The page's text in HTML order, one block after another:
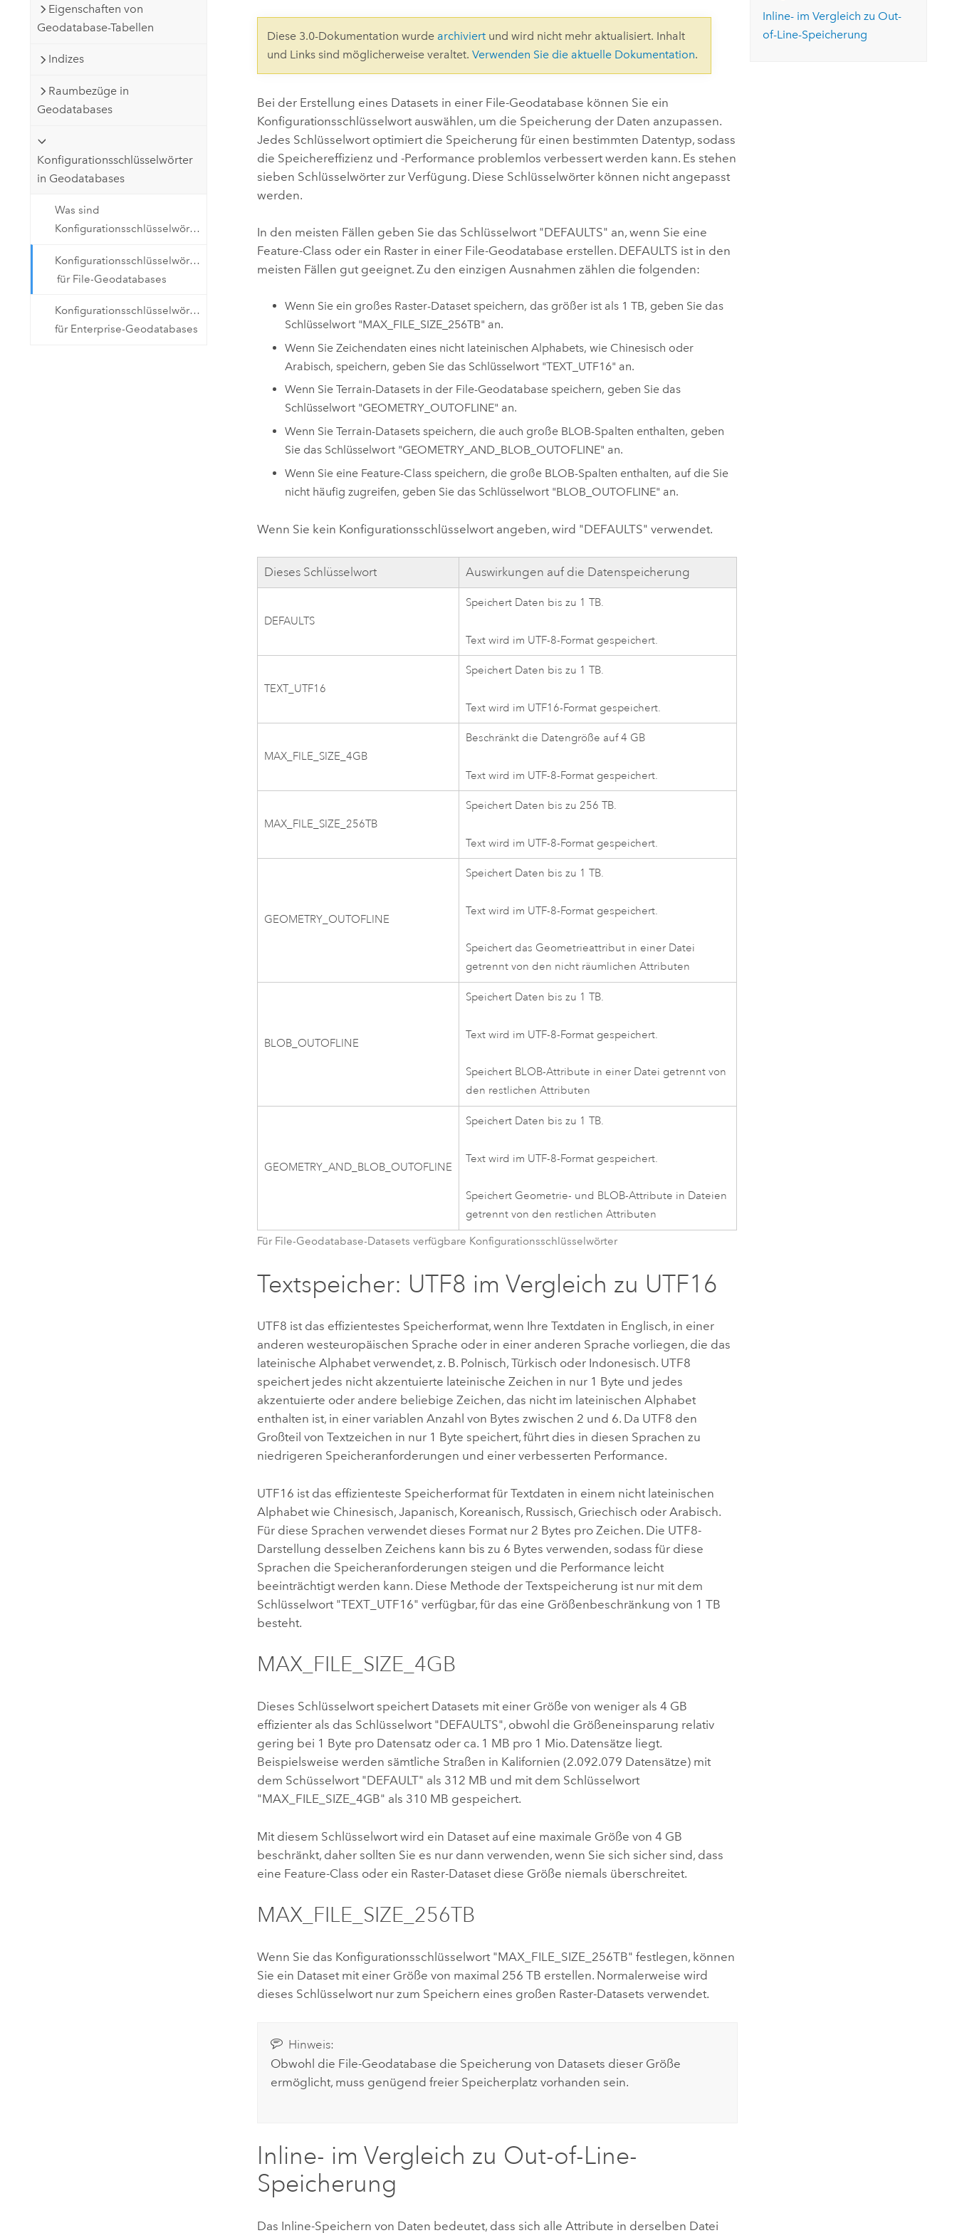
Developer-Technologie
aktivieren Sie eine kostenfreie Testversion.
ArcGIS Pro erkunden
Infrastrukturmanagement erkunden
Den Kurs erkunden
Geoinformationen
Die Story lesen
Eigenschaften von
Geodatabase-Tabellen
Indizes
Raumbezüge in
Geodatabases
Konfigurationsschlüsselwörter
in Geodatabases
Was sind
Konfigurationsschlüsselwörter?
Konfigurationsschlüsselwörter
für File-Geodatabases
Konfigurationsschlüsselwörter
für Enterprise-Geodatabases
Diese 3.0-Dokumentation wurde archiviert und wird nicht mehr aktualisiert. Inhalt
und Links sind möglicherweise veraltet.Verwenden Sie die aktuelle Dokumentation.
Bei der Erstellung eines Datasets in einer File-Geodatabase können Sie ein
Konfigurationsschlüsselwort auswählen, um die Speicherung der Daten anzupassen.
Jedes Schlüsselwort optimiert die Speicherung für einen bestimmten Datentyp, sodass
die Speichereffizienz und -Performance problemlos verbessert werden kann. Es stehen
sieben Schlüsselwörter zur Verfügung. Diese Schlüsselwörter können nicht angepasst
werden.
In den meisten Fällen geben Sie das Schlüsselwort "DEFAULTS" an, wenn Sie eine
Feature-Class oder ein Raster in einer File-Geodatabase erstellen. DEFAULTS ist in den
meisten Fällen gut geeignet. Zu den einzigen Ausnahmen zählen die folgenden:
Wenn Sie ein großes Raster-Dataset speichern, das größer ist als 1 TB, geben Sie das
Schlüsselwort "MAX_FILE_SIZE_256TB" an.
Wenn Sie Zeichendaten eines nicht lateinischen Alphabets, wie Chinesisch oder
Arabisch, speichern, geben Sie das Schlüsselwort "TEXT_UTF16" an.
Wenn Sie Terrain-Datasets in der File-Geodatabase speichern, geben Sie das
Schlüsselwort "GEOMETRY_OUTOFLINE" an.
Wenn Sie Terrain-Datasets speichern, die auch große BLOB-Spalten enthalten, geben
Sie das Schlüsselwort "GEOMETRY_AND_BLOB_OUTOFLINE" an.
Wenn Sie eine Feature-Class speichern, die große BLOB-Spalten enthalten, auf die Sie
nicht häufig zugreifen, geben Sie das Schlüsselwort "BLOB_OUTOFLINE" an.
Wenn Sie kein Konfigurationsschlüsselwort angeben, wird "DEFAULTS" verwendet.
Dieses Schlüsselwort Auswirkungen auf die Datenspeicherung
DEFAULTS
Speichert Daten bis zu 1 TB.
Text wird im UTF-8-Format gespeichert.
TEXT_UTF16
Speichert Daten bis zu 1 TB.
Text wird im UTF16-Format gespeichert.
MAX_FILE_SIZE_4GB
Beschränkt die Datengröße auf 4 GB
Text wird im UTF-8-Format gespeichert.
MAX_FILE_SIZE_256TB
Speichert Daten bis zu 256 TB.
Text wird im UTF-8-Format gespeichert.
GEOMETRY_OUTOFLINE
Speichert Daten bis zu 1 TB.
Text wird im UTF-8-Format gespeichert.
Speichert das Geometrieattribut in einer Datei
getrennt von den nicht räumlichen Attributen
BLOB_OUTOFLINE
Speichert Daten bis zu 1 TB.
Text wird im UTF-8-Format gespeichert.
Speichert BLOB-Attribute in einer Datei getrennt von
den restlichen Attributen
GEOMETRY_AND_BLOB_OUTOFLINE
Speichert Daten bis zu 1 TB.
Text wird im UTF-8-Format gespeichert.
Speichert Geometrie- und BLOB-Attribute in Dateien
getrennt von den restlichen Attributen
Für File-Geodatabase-Datasets verfügbare Konfigurationsschlüsselwörter
Textspeicher: UTF8 im Vergleich zu UTF16
UTF8 ist das effizientestes Speicherformat, wenn Ihre Textdaten in Englisch, in einer
anderen westeuropäischen Sprache oder in einer anderen Sprache vorliegen, die das
lateinische Alphabet verwendet, z. B. Polnisch, Türkisch oder Indonesisch. UTF8
speichert jedes nicht akzentuierte lateinische Zeichen in nur 1 Byte und jedes
akzentuierte oder andere beliebige Zeichen, das nicht im lateinischen Alphabet
enthalten ist, in einer variablen Anzahl von Bytes zwischen 2 und 6. Da UTF8 den
Großteil von Textzeichen in nur 1 Byte speichert, führt dies in diesen Sprachen zu
niedrigeren Speicheranforderungen und einer verbesserten Performance.
UTF16 ist das effizienteste Speicherformat für Textdaten in einem nicht lateinischen
Alphabet wie Chinesisch, Japanisch, Koreanisch, Russisch, Griechisch oder Arabisch.
Für diese Sprachen verwendet dieses Format nur 2 Bytes pro Zeichen. Die UTF8-
Darstellung desselben Zeichens kann bis zu 6 Bytes verwenden, sodass für diese
Sprachen die Speicheranforderungen steigen und die Performance leicht
beeinträchtigt werden kann. Diese Methode der Textspeicherung ist nur mit dem
Schlüsselwort "TEXT_UTF16" verfügbar, für das eine Größenbeschränkung von 1 TB
besteht.
MAX_FILE_SIZE_4GB
Dieses Schlüsselwort speichert Datasets mit einer Größe von weniger als 4 GB
effizienter als das Schlüsselwort "DEFAULTS", obwohl die Größeneinsparung relativ
gering bei 1 Byte pro Datensatz oder ca. 1 MB pro 1 Mio. Datensätze liegt.
Beispielsweise werden sämtliche Straßen in Kalifornien (2.092.079 Datensätze) mit
dem Schüsselwort "DEFAULT" als 312 MB und mit dem Schlüsselwort
"MAX_FILE_SIZE_4GB" als 310 MB gespeichert.
Mit diesem Schlüsselwort wird ein Dataset auf eine maximale Größe von 4 GB
beschränkt, daher sollten Sie es nur dann verwenden, wenn Sie sich sicher sind, dass
eine Feature-Class oder ein Raster-Dataset diese Größe niemals überschreitet.
MAX_FILE_SIZE_256TB
Wenn Sie das Konfigurationsschlüsselwort "MAX_FILE_SIZE_256TB" festlegen, können
Sie ein Dataset mit einer Größe von maximal 256 TB erstellen. Normalerweise wird
dieses Schlüsselwort nur zum Speichern eines großen Raster-Datasets verwendet.
Hinweis:
Obwohl die File-Geodatabase die Speicherung von Datasets dieser Größe
ermöglicht, muss genügend freier Speicherplatz vorhanden sein.
Inline- im Vergleich zu Out-of-Line-
Speicherung
Das Inline-Speichern von Daten bedeutet, dass sich alle Attribute in derselben Datei
Inline- im Vergleich zu Out-
of-Line-Speicherung